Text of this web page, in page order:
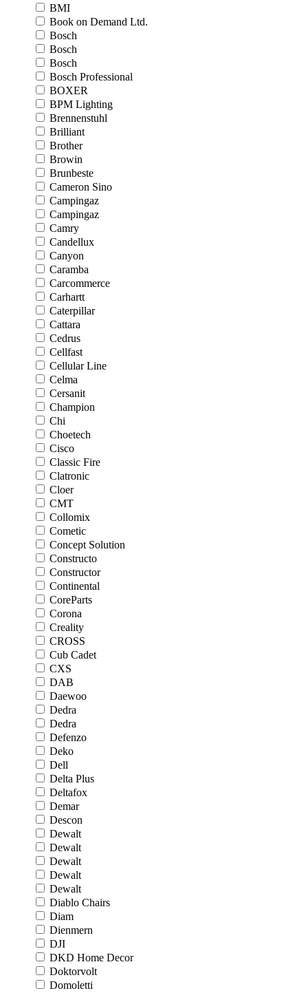
BMI
Book on Demand Ltd.
Bosch
Bosch
Bosch
Bosch Professional
BOXER
BPM Lighting
Brennenstuhl
Brilliant
Brother
Browin
Brunbeste
Cameron Sino
Campingaz
Campingaz
Camry
Candellux
Canyon
Caramba
Carcommerce
Carhartt
Caterpillar
Cattara
Cedrus
Cellfast
Cellular Line
Celma
Cersanit
Champion
Chi
Choetech
Cisco
Classic Fire
Clatronic
Cloer
CMT
Collomix
Cometic
Concept Solution
Constructo
Constructor
Continental
CoreParts
Corona
Creality
CROSS
Cub Cadet
CXS
DAB
Daewoo
Dedra
Dedra
Defenzo
Deko
Dell
Delta Plus
Deltafox
Demar
Descon
Dewalt
Dewalt
Dewalt
Dewalt
Dewalt
Diablo Chairs
Diam
Dienmern
DJI
DKD Home Decor
Doktorvolt
Domoletti